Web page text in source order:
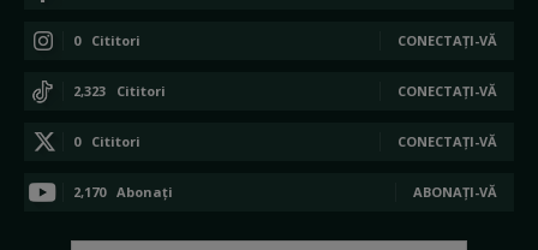
0 Cititori CONECTAȚI-VĂ
2,323 Cititori CONECTAȚI-VĂ
0 Cititori CONECTAȚI-VĂ
2,170 Abonați ABONAȚI-VĂ